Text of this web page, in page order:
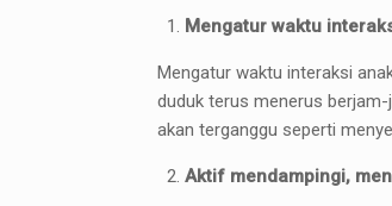
Mengatur waktu
Mengatur waktu interaksi
duduk terus menerus
akan terganggu seperti
Aktif mendampingi,